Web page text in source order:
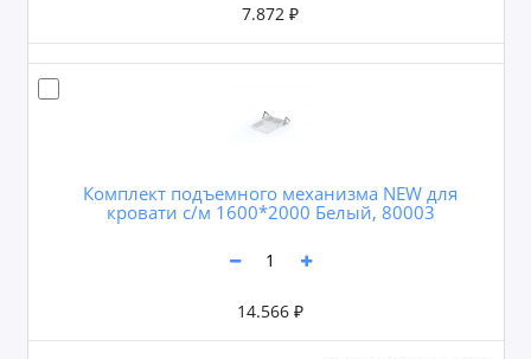
7.872 ₽
Комплект подъемного механизма NEW для
кровати с/м 1600*2000 Белый, 80003
14.566 ₽